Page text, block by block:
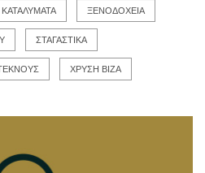
ΚΑΤΑΛΥΜΑΤΑ ΞΕΝΟΔΟΧΕΙΑ
ΣΤΑΓΑΣΤΙΚΑ
ΧΡΥΣΗ ΒΙΖΑ